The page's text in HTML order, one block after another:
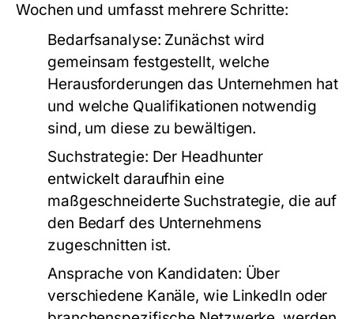
Wochen und umfasst mehrere Schritte:
Bedarfsanalyse: Zunächst wird
gemeinsam festgestellt, welche
Herausforderungen das Unternehmen hat
und welche Qualifikationen notwendig
sind, um diese zu bewältigen.
Suchstrategie: Der Headhunter
entwickelt daraufhin eine
maßgeschneiderte Suchstrategie, die auf
den Bedarf des Unternehmens
zugeschnitten ist.
Ansprache von Kandidaten: Über
verschiedene Kanäle, wie LinkedIn oder